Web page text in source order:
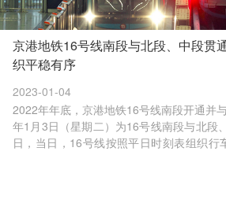
京港地铁16号线南段与北段、中段贯
织平稳有序
2022年年底，京港地铁16号线南段开通并
年1月3日（星期二）为16号线南段与北段
日，当日，16号线按照平日时刻表组织行
2023-01-04